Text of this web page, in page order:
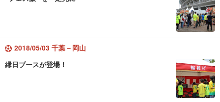
2018/05/03 千葉－岡山
縁日ブースが登場！